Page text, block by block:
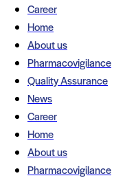
Career
Home
About us
Pharmacovigilance
Quality Assurance
News
Career
Home
About us
Pharmacovigilance